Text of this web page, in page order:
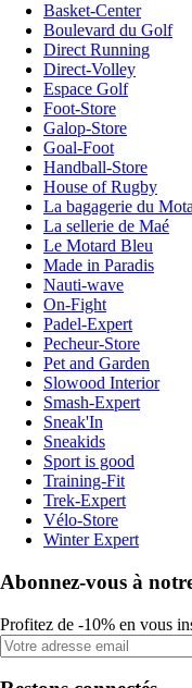
Basket-Center
Boulevard du Golf
Direct Running
Direct-Volley
Espace Golf
Foot-Store
Galop-Store
Goal-Foot
Handball-Store
House of Rugby
La bagagerie du
La sellerie de Maé
Le Motard Bleu
Made in Paradis
Nauti-wave
On-Fight
Padel-Expert
Pecheur-Store
Pet and Garden
Slowood Interior
Smash-Expert
Sneak'In
Sneakids
Sport is good
Training-Fit
Trek-Expert
Vélo-Store
Winter Expert
Abonnez-vous à
Profitez de -10% en vous